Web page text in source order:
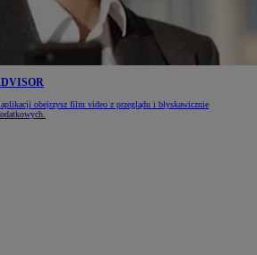
obejrzysz film video z przeglądu i błyskawicznie